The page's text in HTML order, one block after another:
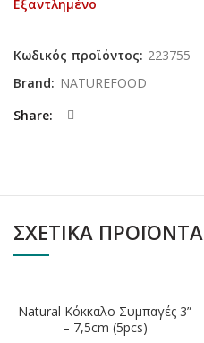
Εξαντλημένο
Κωδικός προϊόντος: 223755
Brand: NATUREFOOD
Share
ΣΧΕΤΙΚΆ ΠΡΟΪΌΝΤΑ
Natural Κόκκαλο Συμπαγές 3”
– 7,5cm (5pcs)